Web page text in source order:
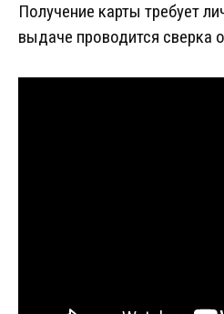
Получение карты требует
выдаче проводится сверка